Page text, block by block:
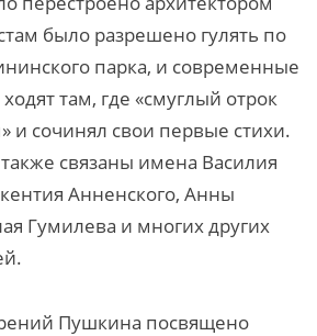
было разрешено гулять по
парка, и современные
там, где «смуглый отрок
и сочинял свои первые стихи.
связаны имена Василия
Анненского, Анны
Гумилева и многих других
Пушкина посвящено